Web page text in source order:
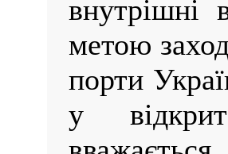
внутрішні
метою
порти
у